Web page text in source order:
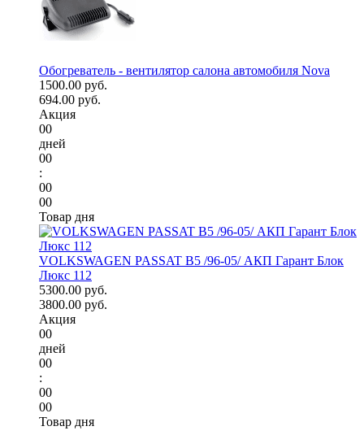
Обогреватель - вентилятор салона автомобиля Nova
1500.00 руб.
694.00 руб.
Акция
00
дней
00
:
00
00
Товар дня
VOLKSWAGEN PASSAT B5 /96-05/ АКП Гарант Блок
Люкс 112
5300.00 руб.
3800.00 руб.
Акция
00
дней
00
:
00
00
Товар дня